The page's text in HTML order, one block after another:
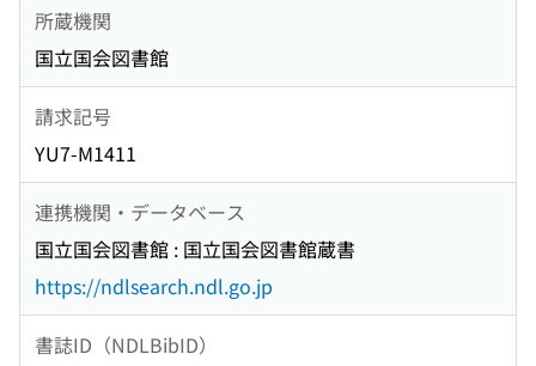
所蔵機関
国立国会図書館
請求記号
YU7-M1411
連携機関・データベース
国立国会図書館 : 国立国会図書館蔵書
https://ndlsearch.ndl.go.jp
書誌ID（NDLBibID）